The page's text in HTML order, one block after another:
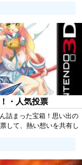
、迷わず投票しよう！
・人気投票
詰まった宝箱！思い出の
して、熱い想いを共有し
ちに愛を届けよう！